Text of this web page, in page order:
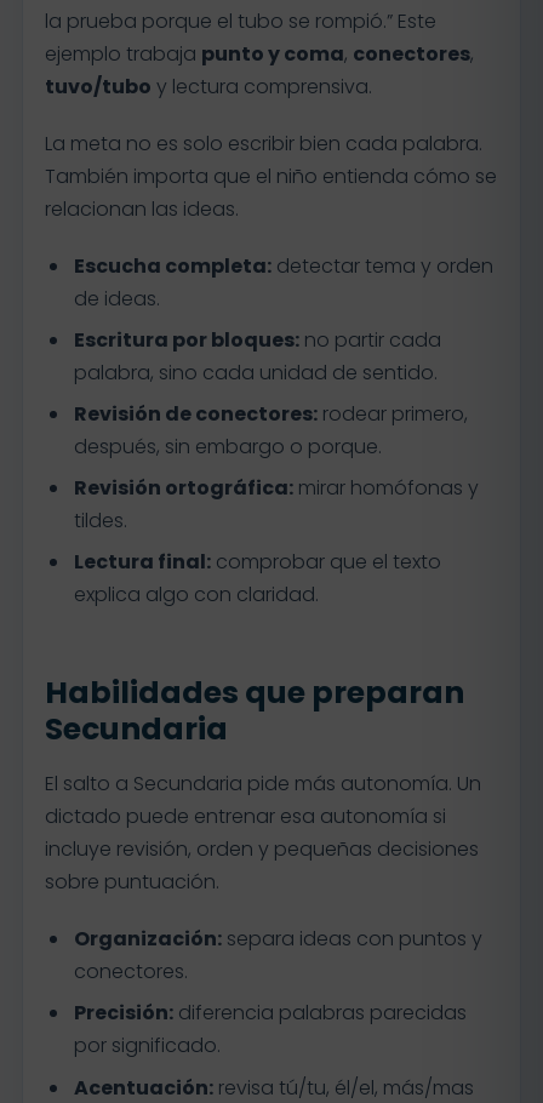
la prueba porque el tubo se rompió.” Este
ejemplo trabaja punto y coma, conectores,
tuvo/tubo y lectura comprensiva.
La meta no es solo escribir bien cada palabra.
También importa que el niño entienda cómo se
relacionan las ideas.
Escucha completa:detectar tema y orden
de ideas.
Escritura por bloques:no partir cada
palabra, sino cada unidad de sentido.
Revisión de conectores:rodear primero,
después, sin embargo o porque.
Revisión ortográfica:mirar homófonas y
tildes.
Lectura final:comprobar que el texto
explica algo con claridad.
Habilidades que preparan
Secundaria
El salto a Secundaria pide más autonomía. Un
dictado puede entrenar esa autonomía si
incluye revisión, orden y pequeñas decisiones
sobre puntuación.
Organización:separa ideas con puntos y
conectores.
Precisión:diferencia palabras parecidas
por significado.
Acentuación:revisa tú/tu, él/el, más/mas